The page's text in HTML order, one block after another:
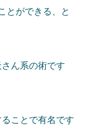
とができる、と
ん系の術です
ことで有名です